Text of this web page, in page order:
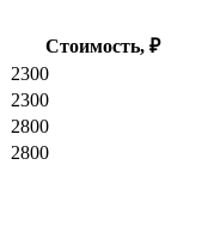
Стоимость, ₽
2300
2300
2800
2800